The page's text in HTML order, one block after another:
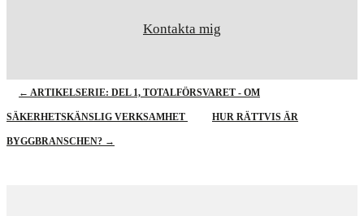
Kontakta mig
← ARTIKELSERIE: DEL 1, TOTALFÖRSVARET - OM
SÄKERHETSKÄNSLIG VERKSAMHET HUR RÄTTVIS ÄR
BYGGBRANSCHEN? →